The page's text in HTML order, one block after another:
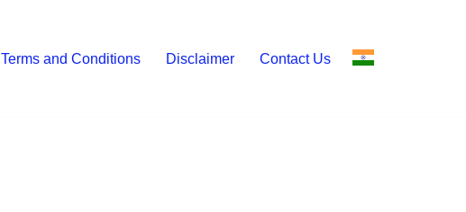
Terms and Conditions Disclaimer Contact Us